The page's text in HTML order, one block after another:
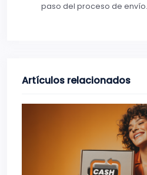
paso del proceso de envío.
Artículos relacionados